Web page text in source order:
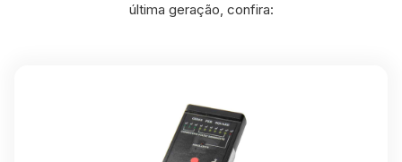
última geração, confira: